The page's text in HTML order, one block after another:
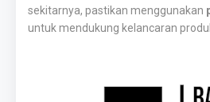
sekitarnya, pastikan menggunakan
untuk mendukung kelancaran